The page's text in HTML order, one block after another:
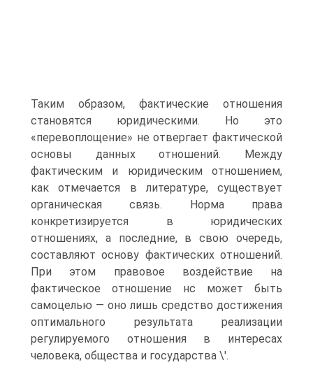
Таким образом, фактические отношения
становятся юридическими. Но это
«перевоплощение» не отвергает фактической
основы данных отношений. Между
фактическим и юридическим отношением,
как отмечается в литературе, существует
органическая связь. Норма права
конкретизируется в юридических
отношениях, а последние, в свою очередь,
составляют основу фактических отношений.
При этом правовое воздействие на
фактическое отношение нс может быть
самоцелью — оно лишь средство достижения
оптимального результата реализации
регулируемого отношения в интересах
человека, общества и государства \'.